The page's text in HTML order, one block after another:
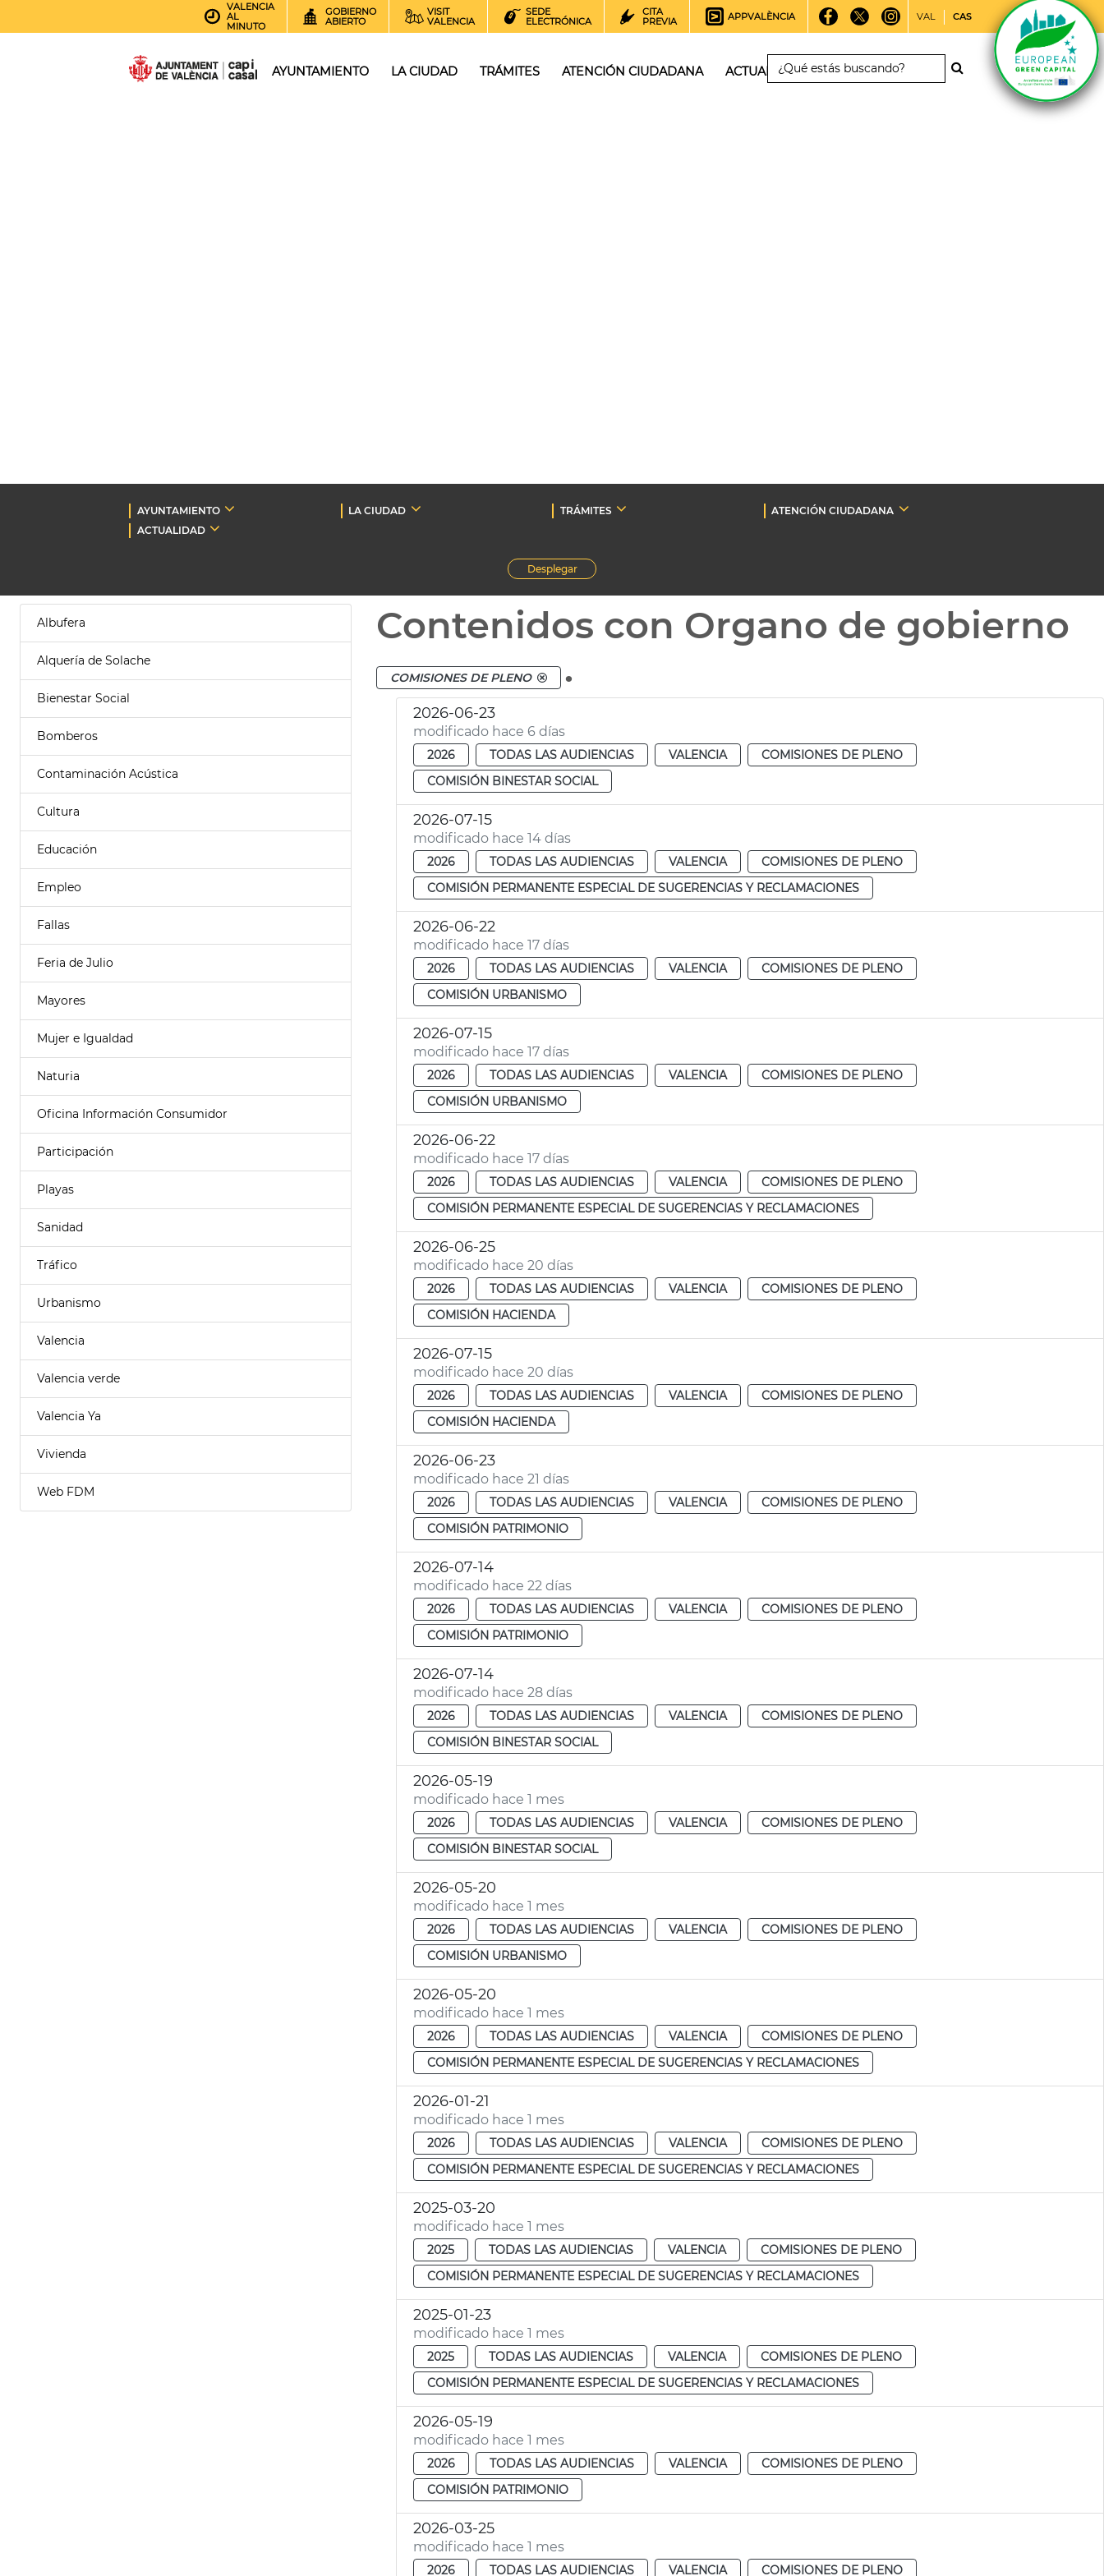
VALENCIA
AL
MINUTO
GOBIERNO
ABIERTO
VISIT
VALENCIA
SEDE
ELECTRÓNICA
CITA
PREVIA
APPVALÈNCIA VAL CAS
AYUNTAMIENTO LA CIUDAD TRÁMITES ATENCIÓN CIUDADANA ACTUALIDAD
AYUNTAMIENTO LA CIUDAD TRÁMITES
ATENCIÓN CIUDADANA
ACTUALIDAD
Desplegar
Albufera
Alquería de Solache
Bienestar Social
Bomberos
Contaminación Acústica
Cultura
Educación
Empleo
Fallas
Feria de Julio
Mayores
Mujer e Igualdad
Naturia
Oficina Información Consumidor
Participación
Playas
Sanidad
Tráfico
Urbanismo
Valencia
Valencia verde
Valencia Ya
Vivienda
Web FDM
Contenidos con Organo de gobierno
COMISIONES DE PLENO .
2026-06-23
modificado hace 6 días
2026 TODAS LAS AUDIENCIAS VALENCIA
COMISIONES DE PLENO
COMISIÓN BINESTAR SOCIAL
2026-07-15
modificado hace 14 días
2026 TODAS LAS AUDIENCIAS VALENCIA
COMISIONES DE PLENO
COMISIÓN PERMANENTE ESPECIAL DE SUGERENCIAS Y RECLAMACIONES
2026-06-22
modificado hace 17 días
2026 TODAS LAS AUDIENCIAS VALENCIA
COMISIONES DE PLENO
COMISIÓN URBANISMO
2026-07-15
modificado hace 17 días
2026 TODAS LAS AUDIENCIAS VALENCIA
COMISIONES DE PLENO
COMISIÓN URBANISMO
2026-06-22
modificado hace 17 días
2026 TODAS LAS AUDIENCIAS VALENCIA
COMISIONES DE PLENO
COMISIÓN PERMANENTE ESPECIAL DE SUGERENCIAS Y RECLAMACIONES
2026-06-25
modificado hace 20 días
2026 TODAS LAS AUDIENCIAS VALENCIA
COMISIONES DE PLENO
COMISIÓN HACIENDA
2026-07-15
modificado hace 20 días
2026 TODAS LAS AUDIENCIAS VALENCIA
COMISIONES DE PLENO
COMISIÓN HACIENDA
2026-06-23
modificado hace 21 días
2026 TODAS LAS AUDIENCIAS VALENCIA
COMISIONES DE PLENO
COMISIÓN PATRIMONIO
2026-07-14
modificado hace 22 días
2026 TODAS LAS AUDIENCIAS VALENCIA
COMISIONES DE PLENO
COMISIÓN PATRIMONIO
2026-07-14
modificado hace 28 días
2026 TODAS LAS AUDIENCIAS VALENCIA
COMISIONES DE PLENO
COMISIÓN BINESTAR SOCIAL
2026-05-19
modificado hace 1 mes
2026 TODAS LAS AUDIENCIAS VALENCIA
COMISIONES DE PLENO
COMISIÓN BINESTAR SOCIAL
2026-05-20
modificado hace 1 mes
2026 TODAS LAS AUDIENCIAS VALENCIA
COMISIONES DE PLENO
COMISIÓN URBANISMO
2026-05-20
modificado hace 1 mes
2026 TODAS LAS AUDIENCIAS VALENCIA
COMISIONES DE PLENO
COMISIÓN PERMANENTE ESPECIAL DE SUGERENCIAS Y RECLAMACIONES
2026-01-21
modificado hace 1 mes
2026 TODAS LAS AUDIENCIAS VALENCIA
COMISIONES DE PLENO
COMISIÓN PERMANENTE ESPECIAL DE SUGERENCIAS Y RECLAMACIONES
2025-03-20
modificado hace 1 mes
2025 TODAS LAS AUDIENCIAS VALENCIA
COMISIONES DE PLENO
COMISIÓN PERMANENTE ESPECIAL DE SUGERENCIAS Y RECLAMACIONES
2025-01-23
modificado hace 1 mes
2025 TODAS LAS AUDIENCIAS VALENCIA
COMISIONES DE PLENO
COMISIÓN PERMANENTE ESPECIAL DE SUGERENCIAS Y RECLAMACIONES
2026-05-19
modificado hace 1 mes
2026 TODAS LAS AUDIENCIAS VALENCIA
COMISIONES DE PLENO
COMISIÓN PATRIMONIO
2026-03-25
modificado hace 1 mes
2026 TODAS LAS AUDIENCIAS VALENCIA
COMISIONES DE PLENO